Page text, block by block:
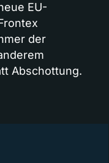
EU-
der
Abschottung.